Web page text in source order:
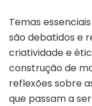
Temas
são debatidos e
criatividade e
construção de
reflexões sobre
que passam a